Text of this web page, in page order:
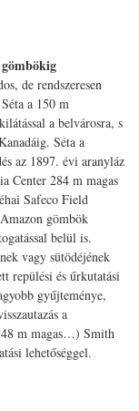
de rendszeresen
a 150 m
a belvárosra, s
Séta a
az 1897. évi aranyláz
Center 284 m magas
Safeco Field
gömbök
belül is.
vagy sütödéjének
repülési és űrkutatási
gyűjteménye,
a
m magas…) Smith
lehetőséggel.